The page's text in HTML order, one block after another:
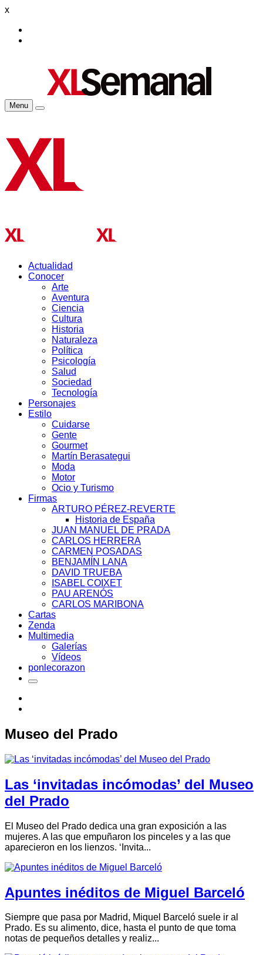
x
Menu
Actualidad
Conocer
Arte
Aventura
Ciencia
Cultura
Historia
Naturaleza
Política
Psicología
Salud
Sociedad
Tecnología
Personajes
Estilo
Cuidarse
Gente
Gourmet
Martín Berasategui
Moda
Motor
Ocio y Turismo
Firmas
ARTURO PÉREZ-REVERTE
Historia de España
JUAN MANUEL DE PRADA
CARLOS HERRERA
CARMEN POSADAS
BENJAMÍN LANA
DAVID TRUEBA
ISABEL COIXET
PAU ARENÓS
CARLOS MARIBONA
Cartas
Zenda
Multimedia
Galerías
Vídeos
ponlecorazon
Museo del Prado
Las ‘invitadas incómodas’ del Museo
del Prado
El Museo del Prado dedica una gran exposición a las
mujeres. A las que empuñaron los pinceles y a las que
aparecieron en los lienzos. ‘Invita...
Apuntes inéditos de Miguel Barceló
Siempre que pasa por Madrid, Miquel Barceló suele ir al
Prado. Es su alimento, dice, hasta el punto de que toma
notas de pequeños detalles y realiz...